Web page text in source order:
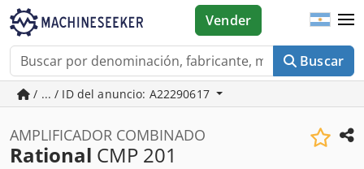
Buscar
Vender
/ ... / ID del anuncio: A22290617
AMPLIFICADOR COMBINADO
Rational CMP 201